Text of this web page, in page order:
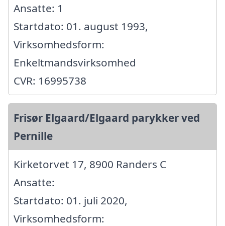
Ansatte: 1
Startdato: 01. august 1993,
Virksomhedsform:
Enkeltmandsvirksomhed
CVR: 16995738
Frisør Elgaard/Elgaard parykker ved
Pernille
Kirketorvet 17, 8900 Randers C
Ansatte:
Startdato: 01. juli 2020,
Virksomhedsform: